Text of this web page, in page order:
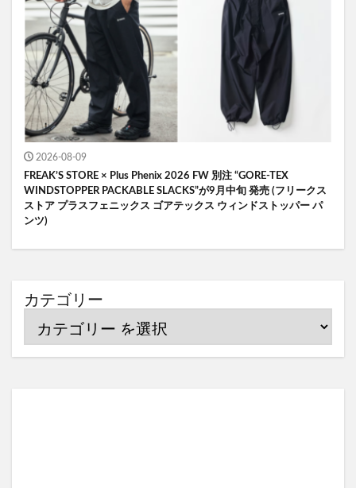
2026-08-09
FREAK’S STORE × Plus Phenix 2026 FW 別注 “GORE-TEX
WINDSTOPPER PACKABLE SLACKS”が9月中旬 発売 (フリークス
ストア プラスフェニックス ゴアテックス ウィンドストッパー パ
ンツ)
カテゴリー